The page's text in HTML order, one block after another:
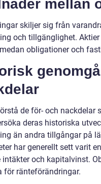
mellan
skiljer sig från
och tillgänglighet.
obligationer och
de för- och nackdelar
deras historiska
än andra tillgångar på
har generellt sett varit
intäkter och kapitalvinst.
för ränteförändringar.